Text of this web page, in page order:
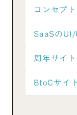
コンセプ
SaaSの
周年サイ
BtoCサイ